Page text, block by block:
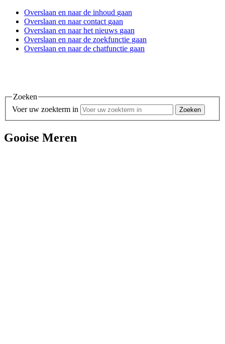
Overslaan en naar de inhoud gaan
Overslaan en naar contact gaan
Overslaan en naar het nieuws gaan
Overslaan en naar de zoekfunctie gaan
Overslaan en naar de chatfunctie gaan
Zoeken
Voer uw zoekterm in
Gooise Meren